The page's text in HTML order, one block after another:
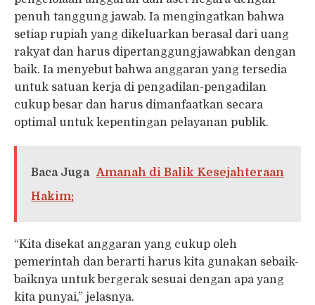
penuh tanggung jawab. Ia mengingatkan bahwa
setiap rupiah yang dikeluarkan berasal dari uang
rakyat dan harus dipertanggungjawabkan dengan
baik. Ia menyebut bahwa anggaran yang tersedia
untuk satuan kerja di pengadilan-pengadilan
cukup besar dan harus dimanfaatkan secara
optimal untuk kepentingan pelayanan publik.
Baca Juga Amanah di Balik Kesejahteraan
Hakim:
“Kita disekat anggaran yang cukup oleh
pemerintah dan berarti harus kita gunakan sebaik-
baiknya untuk bergerak sesuai dengan apa yang
kita punyai,” jelasnya.